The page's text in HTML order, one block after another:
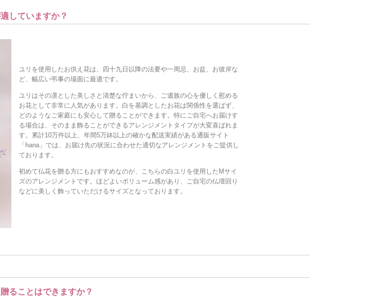
していますか？
ユリを使用したお供え花は、四十九日以降の法要や一周忌、お盆、お彼岸な
ど、幅広い弔事の場面に最適です。
ユリはその凛とした美しさと清楚な佇まいから、ご遺族の心を優しく慰める
お花として非常に人気があります。白を基調としたお花は関係性を選ばず、
どのようなご家庭にも安心して贈ることができます。特にご自宅へお届けす
る場合は、そのまま飾ることができるアレンジメントタイプが大変喜ばれま
す。累計10万件以上、年間5万鉢以上の確かな配送実績がある通販サイト
「hana」では、お届け先の状況に合わせた適切なアレンジメントをご提供し
ております。
初めて仏花を贈る方にもおすすめなのが、こちらの白ユリを使用したMサイ
ズのアレンジメントです。ほどよいボリューム感があり、ご自宅の仏壇回り
などに美しく飾っていただけるサイズとなっております。
ることはできますか？